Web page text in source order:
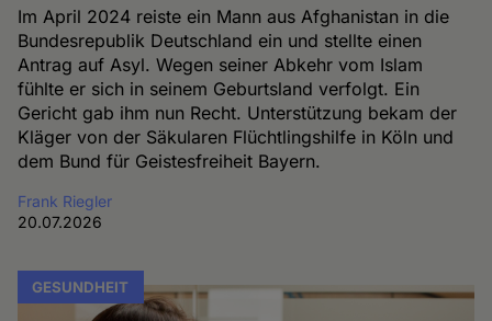
Im April 2024 reiste ein Mann aus Afghanistan in die
Bundesrepublik Deutschland ein und stellte einen
Antrag auf Asyl. Wegen seiner Abkehr vom Islam
fühlte er sich in seinem Geburtsland verfolgt. Ein
Gericht gab ihm nun Recht. Unterstützung bekam der
Kläger von der Säkularen Flüchtlingshilfe in Köln und
dem Bund für Geistesfreiheit Bayern.
Frank Riegler
20.07.2026
GESUNDHEIT